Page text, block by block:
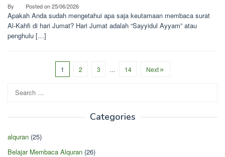
By Posted on25/06/2026
Apakah Anda sudah mengetahui apa saja keutamaan membaca surat
Al-Kahfi di hari Jumat? Hari Jumat adalah “Sayyidul Ayyam” atau
penghulu […]
1 2 3 … 14 Next
for:
Categories
alquran (25)
Belajar Membaca Alquran (26)